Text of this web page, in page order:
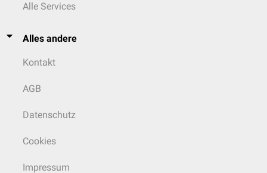
Alle Services
Alles andere
Kontakt
AGB
Datenschutz
Cookies
Impressum